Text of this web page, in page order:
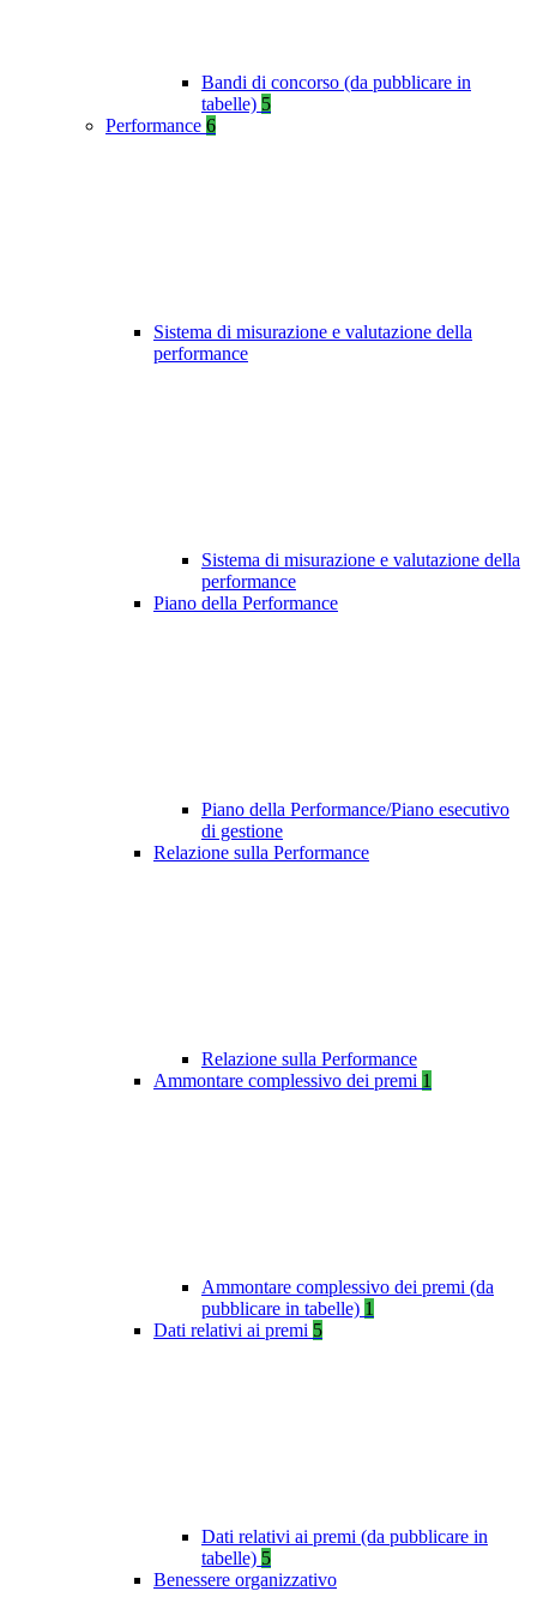
Bandi di concorso (da pubblicare in
tabelle) 5
Performance 6
Sistema di misurazione e valutazione della
performance
Sistema di misurazione e valutazione della
performance
Piano della Performance
Piano della Performance/Piano esecutivo
di gestione
Relazione sulla Performance
Relazione sulla Performance
Ammontare complessivo dei premi 1
Ammontare complessivo dei premi (da
pubblicare in tabelle) 1
Dati relativi ai premi 5
Dati relativi ai premi (da pubblicare in
tabelle) 5
Benessere organizzativo